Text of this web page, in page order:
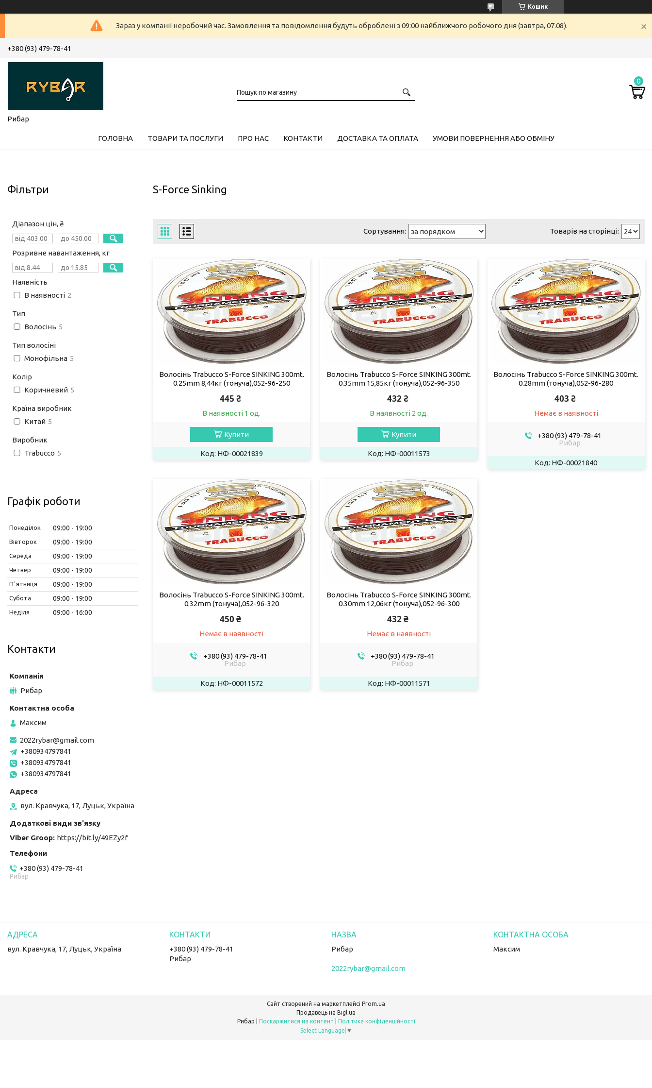
Кошик
Зараз у компанії неробочий час. Замовлення та повідомлення будуть оброблені з 09:00 найближчого робочого дня (завтра, 07.08).
+380 (93) 479-78-41
Рибар
ГОЛОВНА ТОВАРИ ТА ПОСЛУГИ ПРО НАС КОНТАКТИ ДОСТАВКА ТА ОПЛАТА УМОВИ ПОВЕРНЕННЯ АБО ОБМІНУ
S-Force Sinking
Волосінь Trabucco S-Force SINKING 300mt.
0.25mm 8,44кг (тонуча),052-96-250
445 ₴
В наявності 1 од.
Купити
НФ-00021839
Волосінь Trabucco S-Force SINKING 300mt.
0.35mm 15,85кг (тонуча),052-96-350
432 ₴
В наявності 2 од.
Купити
НФ-00011573
Волосінь Trabucco S-Force SINKING 300mt.
0.28mm (тонуча),052-96-280
403 ₴
Немає в наявності
+380 (93) 479-78-41
Рибар
НФ-00021840
Волосінь Trabucco S-Force SINKING 300mt.
0.32mm (тонуча),052-96-320
450 ₴
Немає в наявності
+380 (93) 479-78-41
Рибар
НФ-00011572
Волосінь Trabucco S-Force SINKING 300mt.
0.30mm 12,06кг (тонуча),052-96-300
432 ₴
Немає в наявності
+380 (93) 479-78-41
Рибар
НФ-00011571
Фільтри
Діапазон цін, ₴
Розривне навантаження, кг
Наявність
В наявності 2
Тип
Волосінь 5
Тип волосіні
Монофільна 5
Колір
Коричневий 5
Країна виробник
Китай 5
Виробник
Trabucco 5
Графік роботи
Понеділок 09:00 19:00
Вівторок 09:00 19:00
Середа 09:00 19:00
Четвер 09:00 19:00
Пʼятниця 09:00 19:00
Субота 09:00 19:00
Неділя 09:00 16:00
Контакти
Рибар
Максим
2022rybar@gmail.com
+380934797841
+380934797841
+380934797841
вул. Кравчука, 17, Луцьк, Україна
Viber Groop https://bit.ly/49EZy2f
+380 (93) 479-78-41
Рибар
вул. Кравчука, 17, Луцьк, Україна
+380 (93) 479-78-41
Рибар
Рибар
2022rybar@gmail.com
Максим
Сайт створений на маркетплейсі Prom.ua
Продавець на Bigl.ua
Поскаржитися на контент
Політика конфіденційності
Select Language ▼